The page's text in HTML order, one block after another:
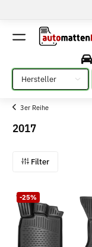
Bitte auswählen
3er Reihe
2017
Filter
-25%